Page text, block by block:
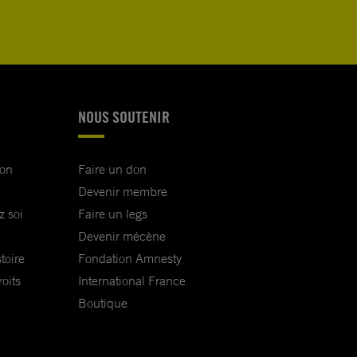
soi
NOUS SOUTENIR
Faire un don
Devenir membre
Faire un legs
Devenir mécène
Fondation Amnesty
International France
Boutique